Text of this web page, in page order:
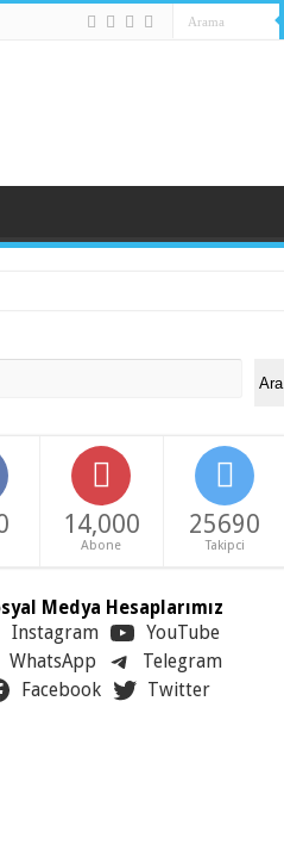
Ara
14,000
Abone
25690
Takipci
Medya Hesaplarımız
Instagram
YouTube
WhatsApp
Telegram
Facebook
Twitter